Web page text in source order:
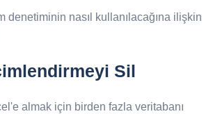
denetiminin nasıl kullanılacağına ilişkin
Sil
almak için birden fazla veritabanı